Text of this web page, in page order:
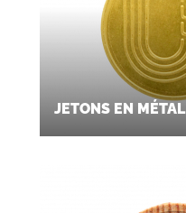
JETONS EN MÉTAL